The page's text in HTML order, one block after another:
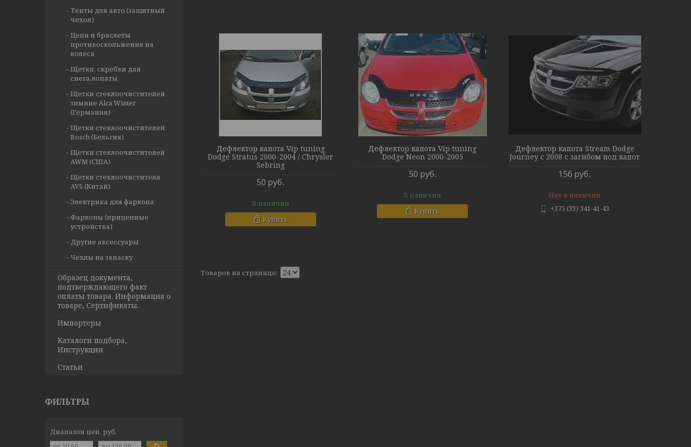
Дефлектор капота Vip tuning
Dodge Stratus 2000-2004 / Chrysler
Sebring
50 руб.
В наличии
Купить
Дефлектор капота Vip tuning
Dodge Neon 2000-2005
50 руб.
В наличии
Купить
Дефлектор капота Stream Dodge
Journey с 2008 с загибом под капот
156 руб.
Нет в наличии
+375 (33) 341-41-43
Тенты для авто (защитный
чехол)
Цепи и браслеты
противоскольжения на
колеса
Щетки, скребки для
снега,лопаты
Щетки стеклоочистителей
зимние Alca Winter
(Германия)
Щетки стеклоочистителей
Bosch (Бельгия)
Щетки стеклоочистителей
AWM (США)
Щетки стеклоочистителя
AVS (Китай)
Электрика для фаркопа
Фаркопы (прицепные
устройства)
Другие аксессуары
Чехлы на запаску
Образец документа,
подтверждающего факт
оплаты товара. Информация о
товаре, Сертификаты.
Импортеры
Каталоги подбора,
Инструкции
Статьи
ФИЛЬТРЫ
Диапазон цен, руб.